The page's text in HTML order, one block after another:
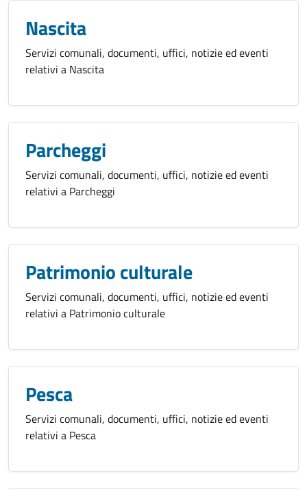
Nascita
Servizi comunali, documenti, uffici, notizie ed eventi
relativi a Nascita
Parcheggi
Servizi comunali, documenti, uffici, notizie ed eventi
relativi a Parcheggi
Patrimonio culturale
Servizi comunali, documenti, uffici, notizie ed eventi
relativi a Patrimonio culturale
Pesca
Servizi comunali, documenti, uffici, notizie ed eventi
relativi a Pesca